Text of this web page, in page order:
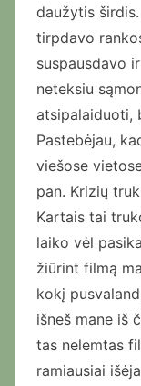
daužytis
tirpdavo
suspausdavo
neteksiu
atsipalaiduoti,
Pastebėjau,
viešose
pan. Krizių
Kartais tai
laiko vėl
žiūrint filmą
kokį
išneš mane iš
tas nelemtas
ramiausiai